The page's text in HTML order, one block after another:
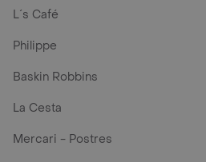
L´s Café
Philippe
Baskin Robbins
La Cesta
Mercari - Postres